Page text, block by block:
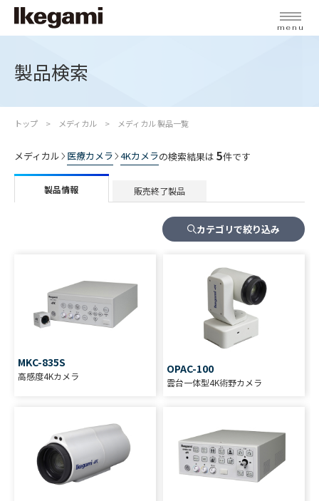
menu
製品検索
トップ メディカル メディカル 製品一覧
メディカル 医療カメラ 4Kカメラの検索結果は 5件です
製品情報 販売終了製品
カテゴリで絞り込み
MKC-835S
高感度4Kカメラ
OPAC-100
雲台一体型4K術野カメラ